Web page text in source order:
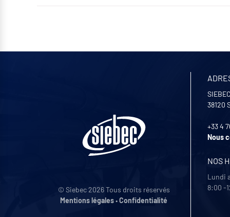
© Siebec 2026 Tous droits réservés
Mentions légales•Confidentialité
38120
+33 4
Nous
NOS
Lundi
8:00 -